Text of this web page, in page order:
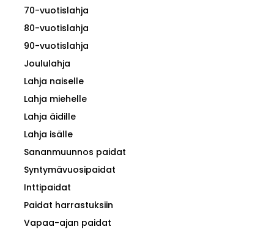
70-vuotislahja
80-vuotislahja
90-vuotislahja
Joululahja
Lahja naiselle
Lahja miehelle
Lahja äidille
Lahja isälle
Sananmuunnos paidat
Syntymävuosipaidat
Inttipaidat
Paidat harrastuksiin
Vapaa-ajan paidat